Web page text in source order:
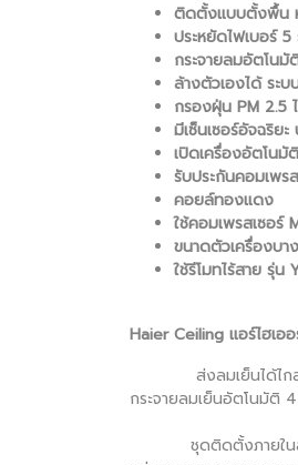
ติดตั้งแบบตั้งพื้น
ประหยัดไฟเบอร์
กระจายลมอัตโน
ล้างตัวเองได้ ระ
กรองฝุ่น PM 2.5
มีเซ็นเซอร์อัจฉริย
เปิดเครื่องอัตโนมั
รับประกันคอมเพร
คอยล์ทองแดง
ใช้คอมเพรสเซอร์
ขนาดตัวเครื่องบา
ใช้รีโมทไร้สาย รุ่น
Haier Ceiling แอร์ไฮเอ
ส่งลมเย็นได้ไกลถึง
กระจายลมเย็นอัตโนมัติ
ชุดติดตั้งภายในสามา